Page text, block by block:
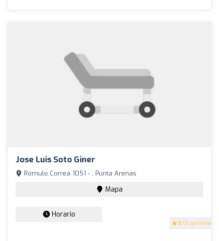
Jose Luis Soto Giner
5 (6 opiniones)
Rómulo Correa 1051 - , Punta Arenas
Mapa
Horario